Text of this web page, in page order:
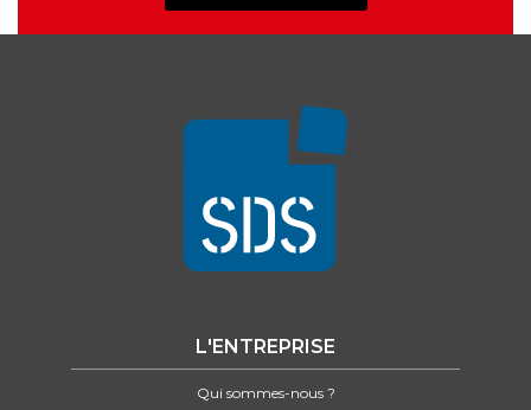
L'ENTREPRISE
Qui sommes-nous ?